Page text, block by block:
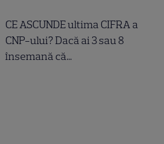
CE ASCUNDE ultima CIFRA a
CNP-ului? Dacă ai 3 sau 8
însemană că...